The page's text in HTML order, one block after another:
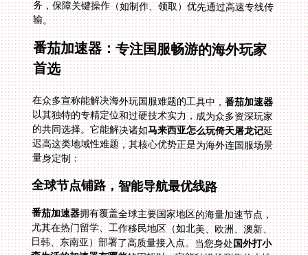
输。
番茄加速器：专注国服畅游的海外玩家
首选
在众多宣称能解决海外玩国服难题的工具中，番茄加速器
以其独特的专精定位和过硬技术实力，成为众多资深玩家
的共同选择。它能解决诸如马来西亚怎么玩倚天屠龙记延
迟高这类地域性难题，其核心优势正是为海外连国服场景
量身定制：
全球节点铺路，智能导航最优线路
番茄加速器拥有覆盖全球主要国家地区的海量加速节点，
尤其在热门留学、工作移民地区（如北美、欧洲、澳新、
日韩、东南亚）部署了高质量接入点。当您身处国外打小